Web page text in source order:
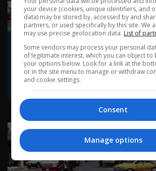
9
your device (cookies, unique identifiers, and
data) may be stored by, accessed by and
partners, or used specifically by this site. We
may use precise geolocation data. List of
Some vendors may process your personal
of legitimate interest, which you can object to
your options below. Look for a link at the
or in the site menu to manage or withdraw
and cookie settings.
Consent
Manage options